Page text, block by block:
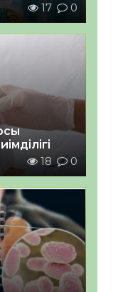
17 0
18 0